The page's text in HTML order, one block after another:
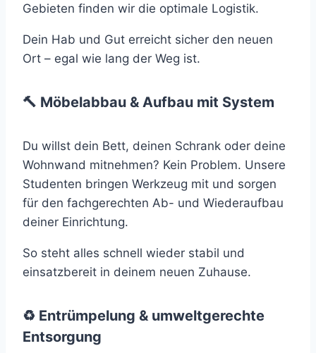
Gebieten finden wir die optimale Logistik.
Dein Hab und Gut erreicht sicher den neuen
Ort – egal wie lang der Weg ist.
🔨 Möbelabbau & Aufbau mit System
Du willst dein Bett, deinen Schrank oder deine
Wohnwand mitnehmen? Kein Problem. Unsere
Studenten bringen Werkzeug mit und sorgen
für den fachgerechten Ab- und Wiederaufbau
deiner Einrichtung.
So steht alles schnell wieder stabil und
einsatzbereit in deinem neuen Zuhause.
♻️ Entrümpelung & umweltgerechte
Entsorgung